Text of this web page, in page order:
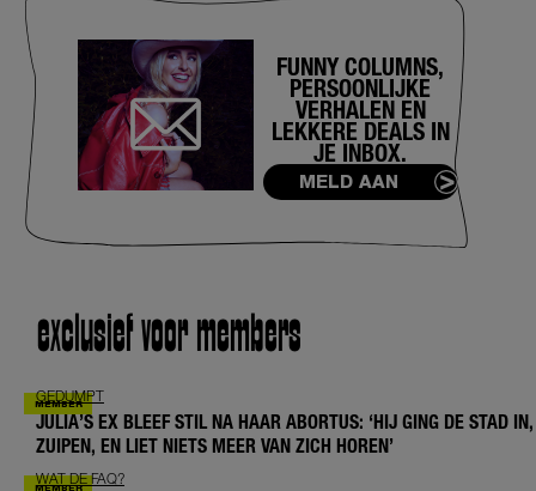
FUNNY COLUMNS,
PERSOONLIJKE
VERHALEN EN
LEKKERE DEALS IN
JE INBOX.
MELD AAN
exclusief voor members
GEDUMPT
JULIA’S EX BLEEF STIL NA HAAR ABORTUS: ‘HIJ GING DE STAD IN,
ZUIPEN, EN LIET NIETS MEER VAN ZICH HOREN’
WAT DE FAQ?